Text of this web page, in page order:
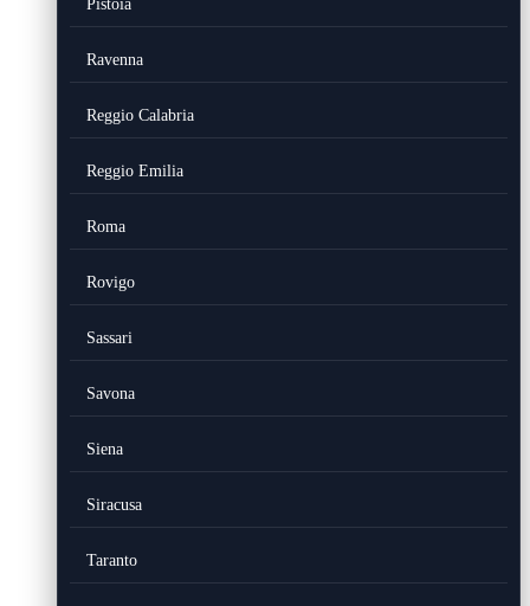
Pistoia
Ravenna
Reggio Calabria
Reggio Emilia
Roma
Rovigo
Sassari
Savona
Siena
Siracusa
Taranto